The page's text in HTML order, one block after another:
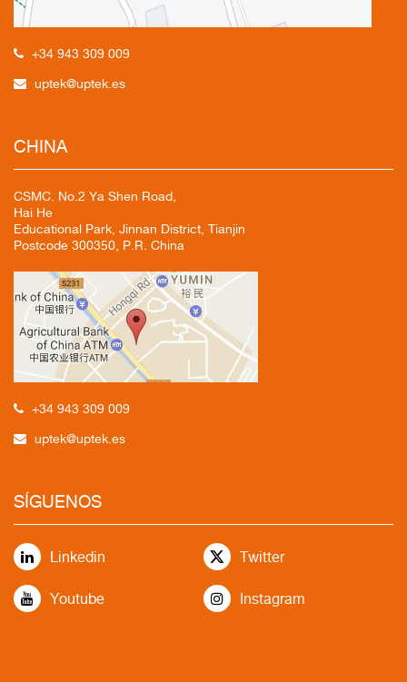
+34 943 309 009
uptek@uptek.es
CHINA
CSMC. No.2 Ya Shen Road,
Hai He
Educational Park, Jinnan District, Tianjin
Postcode 300350, P.R. China
+34 943 309 009
uptek@uptek.es
SÍGUENOS
Linkedin Twitter
Youtube Instagram